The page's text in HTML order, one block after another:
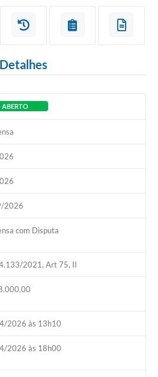
de Saúde de Lins
com deficiência
- DRA. BEATRIZ GODOY
Municipal de
Detalhes
ABERTO
2026
com Disputa
2021, Art 75, II
2026 às 13h10
2026 às 18h00